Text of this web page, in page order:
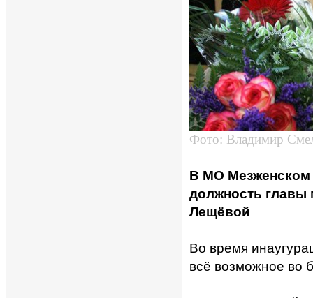
Фото: Владимир
В МО Мезженском
должность главы
Лещёвой
Во время
всё возможное во